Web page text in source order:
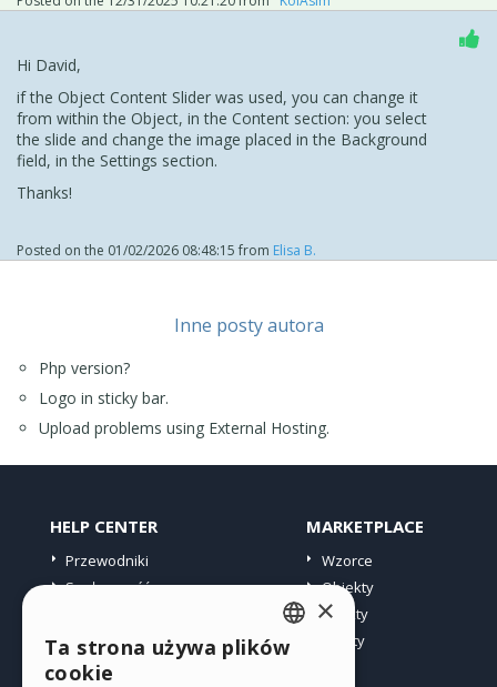
Hi David,
if the Object Content Slider was used, you can change it
from within the Object, in the Content section: you select
the slide and change the image placed in the Background
field, in the Settings section.
Thanks!
Posted on the 01/02/2026 08:48:15 from Elisa B.
Inne posty autora
Php version?
Logo in sticky bar.
Upload problems using External Hosting.
HELP CENTER
Przewodniki
Społeczność
MARKETPLACE
Wzorce
Obiekty
Punkty
Oferty
ENGLISH
×
Ta strona używa plików
cookie